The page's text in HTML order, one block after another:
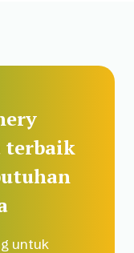
terbaik
untuk